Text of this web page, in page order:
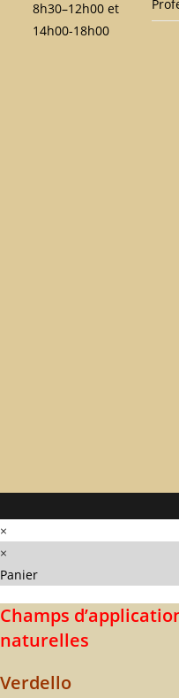
8h30–12h00 et
14h00-18h00
×
×
Panier
Champs
naturelles
Verdello